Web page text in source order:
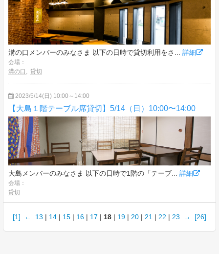
溝の口メンバーのみなさま 以下の日時で貸切利用をさ... 詳細
会場：
溝の口 , 貸切
2023/5/14(日) 10:00～14:00
【大島１階テーブル席貸切】5/14（日）10:00〜14:00
大島メンバーのみなさま 以下の日時で1階の「テーブ... 詳細
会場：
貸切
[1] ← 13 | 14 | 15 | 16 | 17 | 18 | 19 | 20 | 21 | 22 | 23 → [26]